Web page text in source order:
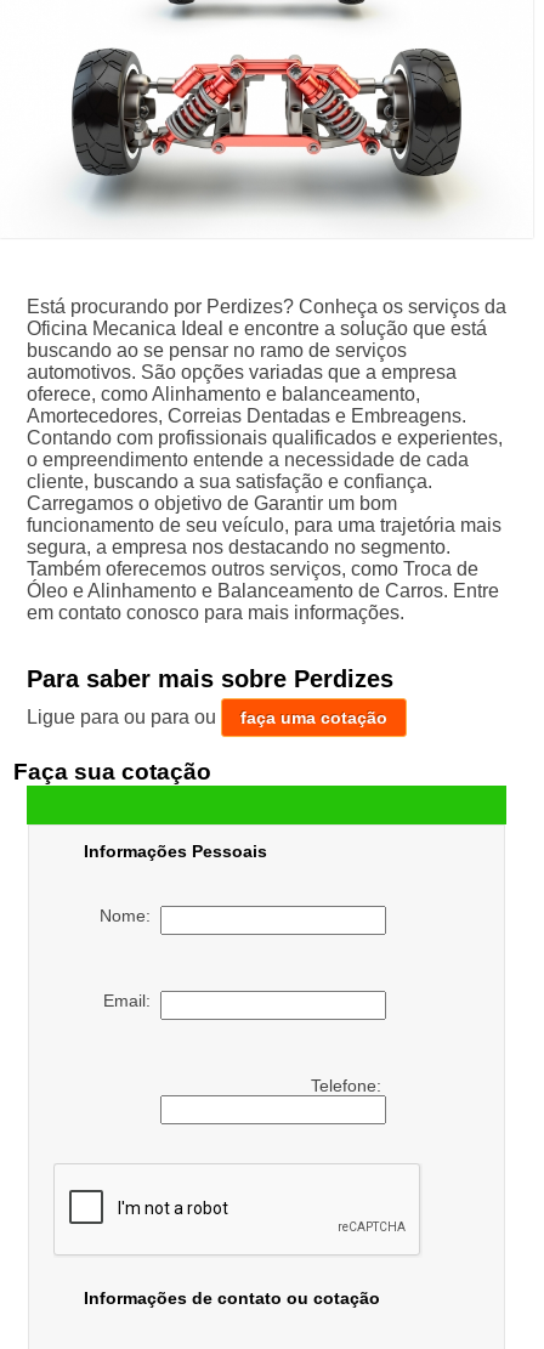
Está procurando por Perdizes? Conheça os serviços da
Oficina Mecanica Ideal e encontre a solução que está
buscando ao se pensar no ramo de serviços
automotivos. São opções variadas que a empresa
oferece, como Alinhamento e balanceamento,
Amortecedores, Correias Dentadas e Embreagens.
Contando com profissionais qualificados e experientes,
o empreendimento entende a necessidade de cada
cliente, buscando a sua satisfação e confiança.
Carregamos o objetivo de Garantir um bom
funcionamento de seu veículo, para uma trajetória mais
segura, a empresa nos destacando no segmento.
Também oferecemos outros serviços, como Troca de
Óleo e Alinhamento e Balanceamento de Carros. Entre
em contato conosco para mais informações.
Para saber mais sobre Perdizes
Ligue para ou para ou faça uma cotação
Faça sua cotação
Informações Pessoais
Nome:
Email:
Telefone:
Informações de contato ou cotação